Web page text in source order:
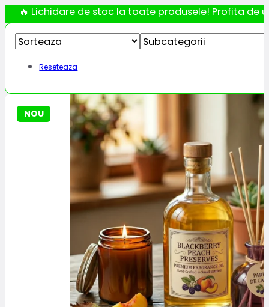
🔥 Lichidare de stoc la toate produsele! Profita de
Reseteaza
NOU